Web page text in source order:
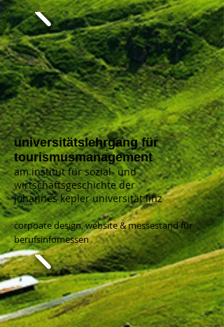
universitätslehrgang für
tourismusmanagement
am institut für sozial- und
wirtschaftsgeschichte der
johannes kepler universität linz
corpoate design, website & messestand für
berufsinfomessen